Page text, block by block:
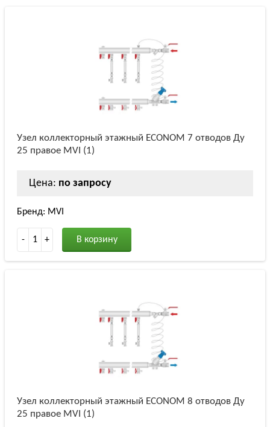
Узел коллекторный этажный ECONOM 7 отводов Ду
25 правое MVI (1)
Цена: по запросу
Бренд: MVI
- 1 + В корзину
Узел коллекторный этажный ECONOM 8 отводов Ду
25 правое MVI (1)